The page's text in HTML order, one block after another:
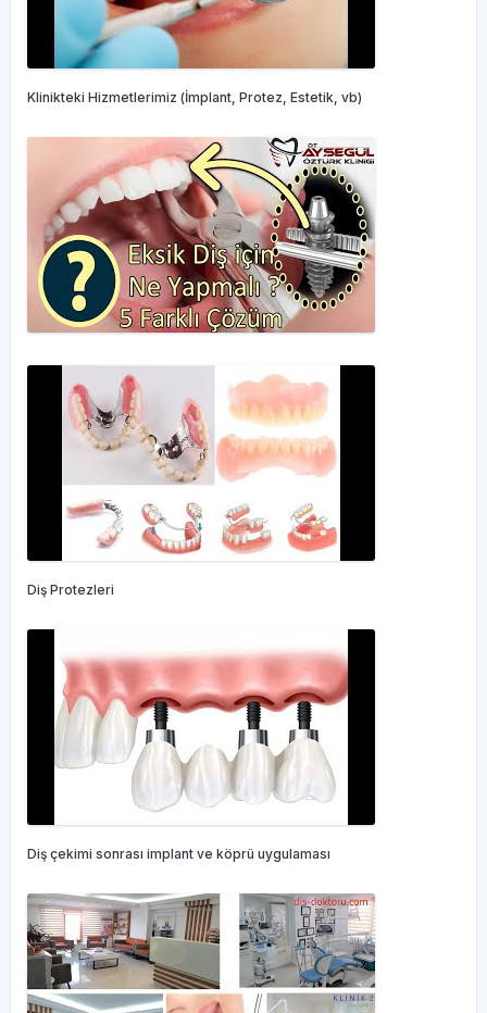
Çocuk Diş Hekimliği
HAREKETLİ PROTEZLER
Ortodonti
İMPLANT TEDAVİSİ ve İMPLANT PROTEZLER
Sertifikalar
Hastalıklar
Diş Çapraşıklığı
Diş Eti Kanaması
Diş ve Diş Eti Hastalıkları
Klinikteki Hizmetlerimiz (İmplant, Protez, Estetik, vb)
Diş Protezleri
Diş çekimi sonrası implant ve köprü uygulaması